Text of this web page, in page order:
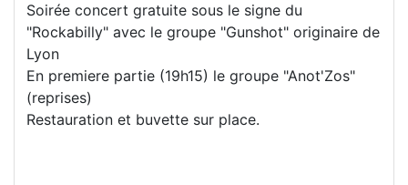
Soirée concert gratuite sous le signe du
"Rockabilly" avec le groupe "Gunshot" originaire de
Lyon
En premiere partie (19h15) le groupe "Anot'Zos"
(reprises)
Restauration et buvette sur place.